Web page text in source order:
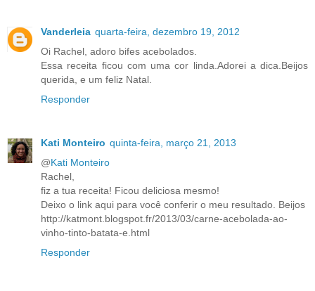
Vanderleia quarta-feira, dezembro 19, 2012
Oi Rachel, adoro bifes acebolados.
Essa receita ficou com uma cor linda.Adorei a dica.Beijos
querida, e um feliz Natal.
Responder
Kati Monteiro quinta-feira, março 21, 2013
@Kati Monteiro
Rachel,
fiz a tua receita! Ficou deliciosa mesmo!
Deixo o link aqui para você conferir o meu resultado. Beijos
http://katmont.blogspot.fr/2013/03/carne-acebolada-ao-
vinho-tinto-batata-e.html
Responder